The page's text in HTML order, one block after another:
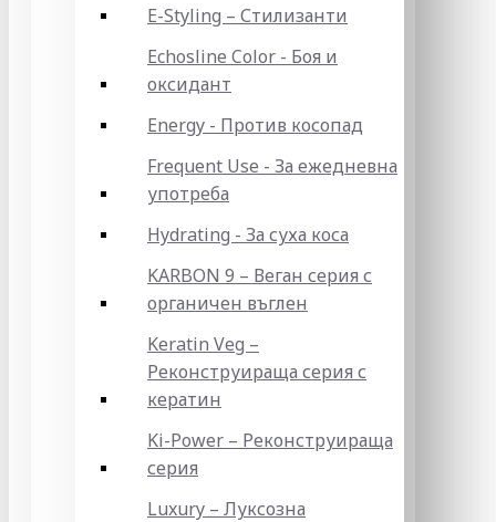
E-Styling – Стилизанти
Echosline Color - Боя и
оксидант
Energy - Против косопад
Frequent Use - За ежедневна
употреба
Hydrating - За суха коса
KARBON 9 – Веган серия с
органичен въглен
Keratin Veg –
Реконструираща серия с
кератин
Ki-Power – Реконструираща
серия
Luxury – Луксозна